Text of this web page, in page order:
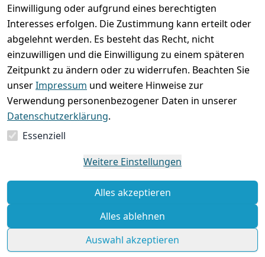
Einwilligung oder aufgrund eines berechtigten
Interesses erfolgen. Die Zustimmung kann erteilt oder
abgelehnt werden. Es besteht das Recht, nicht
einzuwilligen und die Einwilligung zu einem späteren
Zeitpunkt zu ändern oder zu widerrufen. Beachten Sie
unserImpressum und weitere Hinweise zur
Verwendung personenbezogener Daten in unserer
Datenschutzerklärung.
Essenziell
Weitere Einstellungen
Alles akzeptieren
Alles ablehnen
Auswahl akzeptieren
Impressum
Datenschutze
rklärung
Batterieentsor
gung
Widerrufsrec
Registrieren
Zahlung und
Versand
Umtausch /
Reklamation
Folgt uns
gern auf
© Copyright 2026 | Alle Rechte vorbehalten.